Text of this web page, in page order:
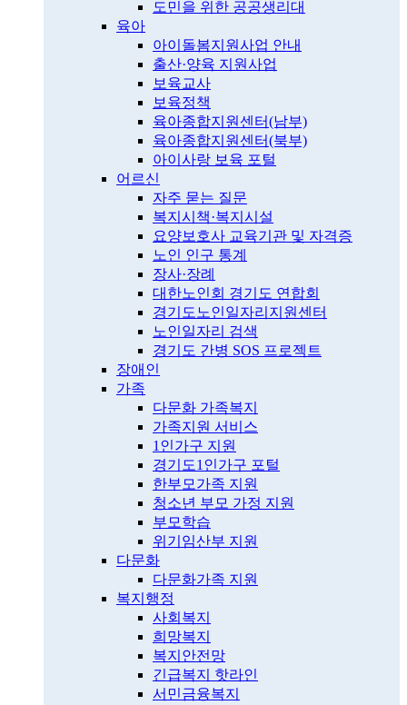
도민을 위한 공공생리대
육아
아이돌봄지원사업 안내
출산·양육 지원사업
보육교사
보육정책
육아종합지원센터(남부)
육아종합지원센터(북부)
아이사랑 보육 포털
어르신
자주 묻는 질문
복지시책·복지시설
요양보호사 교육기관 및 자격증
노인 인구 통계
장사·장례
대한노인회 경기도 연합회
경기도노인일자리지원센터
노인일자리 검색
경기도 간병 SOS 프로젝트
장애인
가족
다문화 가족복지
가족지원 서비스
1인가구 지원
경기도1인가구 포털
한부모가족 지원
청소년 부모 가정 지원
부모학습
위기임산부 지원
다문화
다문화가족 지원
복지행정
사회복지
희망복지
복지안전망
긴급복지 핫라인
서민금융복지